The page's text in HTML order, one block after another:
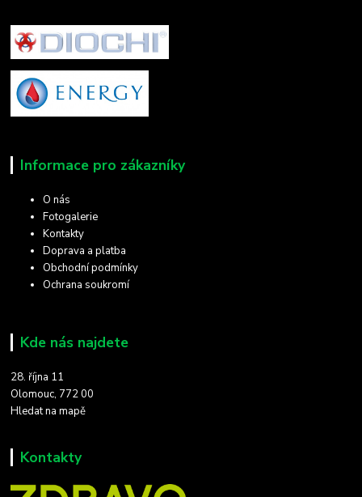
Informace pro zákazníky
O nás
Fotogalerie
Kontakty
Doprava a platba
Obchodní podmínky
Ochrana soukromí
Kde nás najdete
28. října 11
Olomouc, 772 00
Hledat na mapě
Kontakty